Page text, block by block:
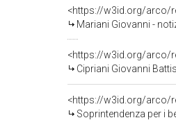
<https://w3id.org/arco/
Mariani Giovanni -
<https://w3id.org/arco/
Cipriani Giovanni
<https://w3id.org/arco/
Soprintendenza per i